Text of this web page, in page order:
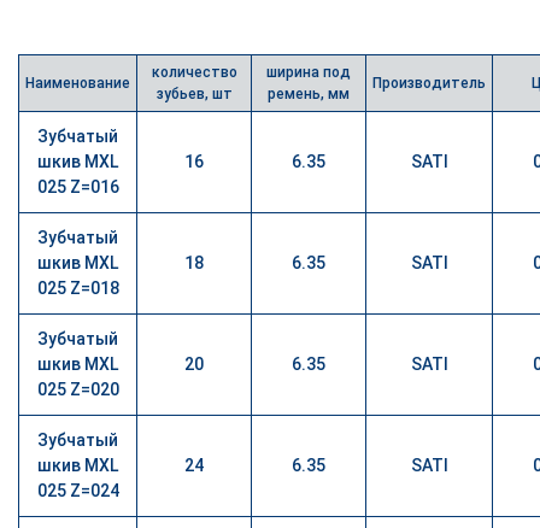
Наименование
количество
зубьев, шт
ширина под
ремень, мм
Производитель
Зубчатый
шкив MXL
025 Z=016
16 6.35 SATI
Зубчатый
шкив MXL
025 Z=018
18 6.35 SATI
Зубчатый
шкив MXL
025 Z=020
20 6.35 SATI
Зубчатый
шкив MXL
025 Z=024
24 6.35 SATI